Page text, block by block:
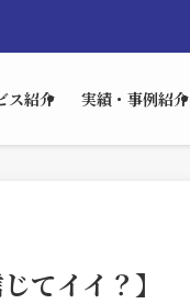
ス紹介 実績・事例紹介
てイイ？】